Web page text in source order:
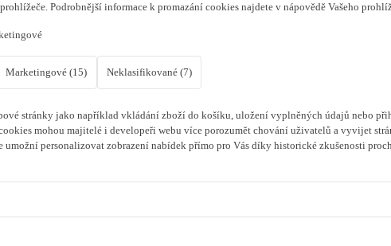
Podrobnější informace k promazání cookies najdete v nápovědě Vašeho
Marketingové (15) Neklasifikované (7)
stránky jako například vkládání zboží do košíku, uložení vyplněných údajů nebo
mohou majitelé i developeři webu více porozumět chování uživatelů a vyvijet
umožní personalizovat zobrazení nabídek přímo pro Vás díky historické zkušenosti